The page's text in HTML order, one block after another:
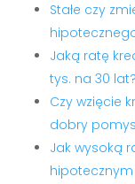
Stałe czy
Jaką ratę
tys. na 30 lat?
Czy wzięcie
dobry
Jak wysoką